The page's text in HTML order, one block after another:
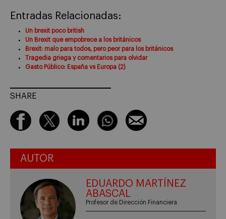
Entradas Relacionadas:
Un brexit poco british
Un Brexit que empobrece a los británicos
Brexit: malo para todos, pero peor para los británicos
Tragedia griega y comentarios para olvidar
Gasto Público: España vs Europa (2)
SHARE
AUTOR
EDUARDO MARTÍNEZ
ABASCAL
Profesor de Dirección Financiera